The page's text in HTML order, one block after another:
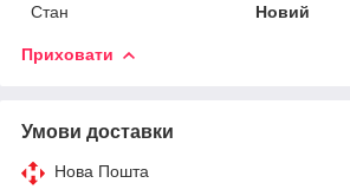
Стан
Новий
Приховати
Умови доставки
Нова Пошта